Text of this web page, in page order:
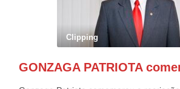
Nordeste, Paulo Câmara, o ex Deputado
atualmente Superintendente da
Governadora de Pernambuco, Raquel
Casa Civil, Rui Costa, e da Integração e
de todo Nordeste que também ajudam a
Clipping